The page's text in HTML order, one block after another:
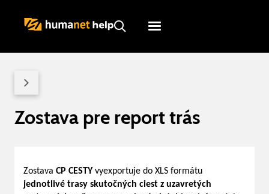
Humanet
Zostava pre report trás
Zostava CP CESTY vyexportuje do XLS formátu
jednotlivé trasy skutočných ciest z uzavretých